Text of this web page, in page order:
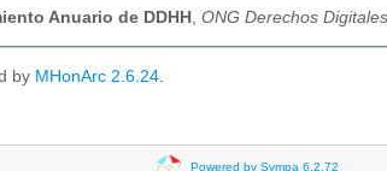
Anuario de DDHH , ONG Derechos
by MHonArc 2.6.24.
Powered by Sympa 6.2.72